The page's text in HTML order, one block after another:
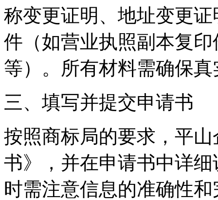
称变更证明、地址变更
件（如营业执照副本复
等）。所有材料需确保
三、填写并提交申请书
按照商标局的要求，平
书》，并在申请书中详
时需注意信息的准确性